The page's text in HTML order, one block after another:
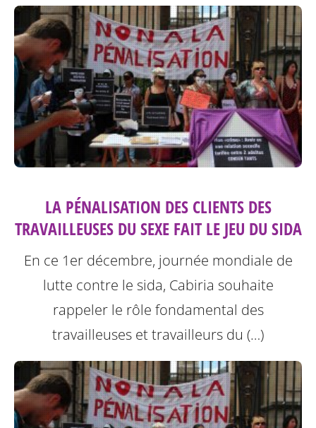
LA PÉNALISATION DES CLIENTS DES
TRAVAILLEUSES DU SEXE FAIT LE JEU DU SIDA
En ce 1er décembre, journée mondiale de
lutte contre le sida, Cabiria souhaite
rappeler le rôle fondamental des
travailleuses et travailleurs du (…)